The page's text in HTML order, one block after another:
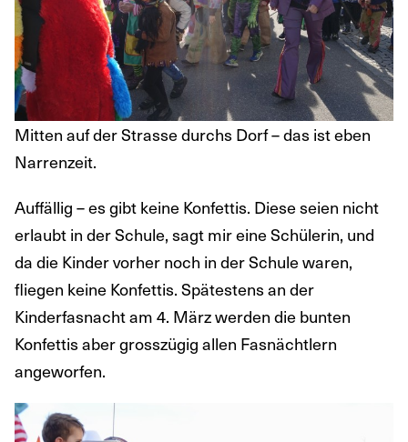
Mitten auf der Strasse durchs Dorf – das ist eben
Narrenzeit.
Auffällig – es gibt keine Konfettis. Diese seien nicht
erlaubt in der Schule, sagt mir eine Schülerin, und
da die Kinder vorher noch in der Schule waren,
fliegen keine Konfettis. Spätestens an der
Kinderfasnacht am 4. März werden die bunten
Konfettis aber grosszügig allen Fasnächtlern
angeworfen.